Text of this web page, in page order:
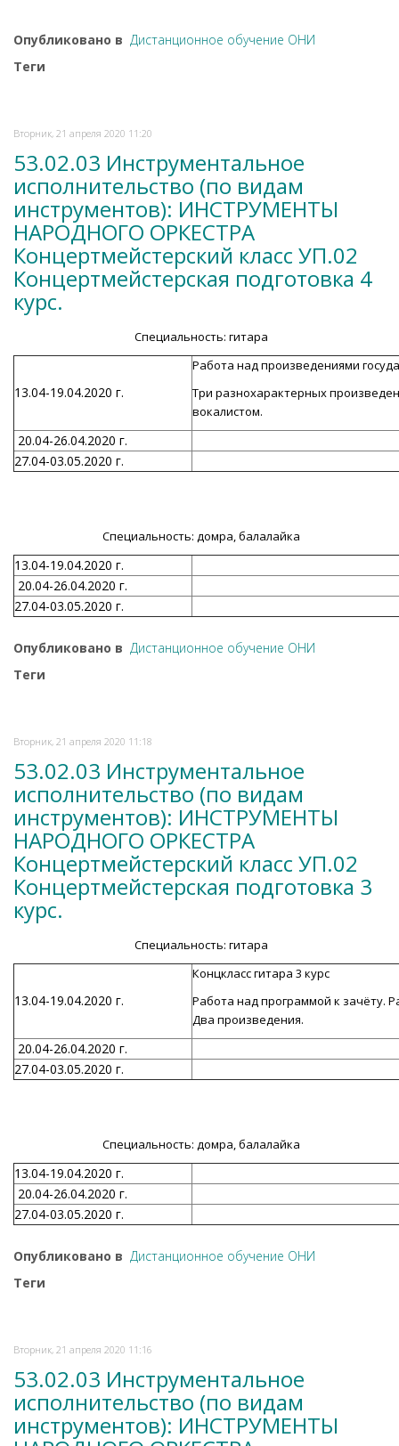
Опубликовано в Дистанционное обучение ОНИ
Теги
Вторник, 21 апреля 2020 11:20
53.02.03 Инструментальное
исполнительство (по видам
инструментов): ИНСТРУМЕНТЫ
НАРОДНОГО ОРКЕСТРА
Концертмейстерский класс УП.02
Концертмейстерская подготовка 4
курс.
Специальность: гитара
13.04-19.04.2020 г.
Работа над произведениями
Три разнохарактерных
вокалистом.
20.04-26.04.2020 г.
27.04-03.05.2020 г.
Специальность: домра, балалайка
13.04-19.04.2020 г.
20.04-26.04.2020 г.
27.04-03.05.2020 г.
Опубликовано в Дистанционное обучение ОНИ
Теги
Вторник, 21 апреля 2020 11:18
53.02.03 Инструментальное
исполнительство (по видам
инструментов): ИНСТРУМЕНТЫ
НАРОДНОГО ОРКЕСТРА
Концертмейстерский класс УП.02
Концертмейстерская подготовка 3
курс.
Специальность: гитара
13.04-19.04.2020 г.
Концкласс гитара 3 курс
Работа над программой к зачёту.
Два произведения.
20.04-26.04.2020 г.
27.04-03.05.2020 г.
Специальность: домра, балалайка
13.04-19.04.2020 г.
20.04-26.04.2020 г.
27.04-03.05.2020 г.
Опубликовано в Дистанционное обучение ОНИ
Теги
Вторник, 21 апреля 2020 11:16
53.02.03 Инструментальное
исполнительство (по видам
инструментов): ИНСТРУМЕНТЫ